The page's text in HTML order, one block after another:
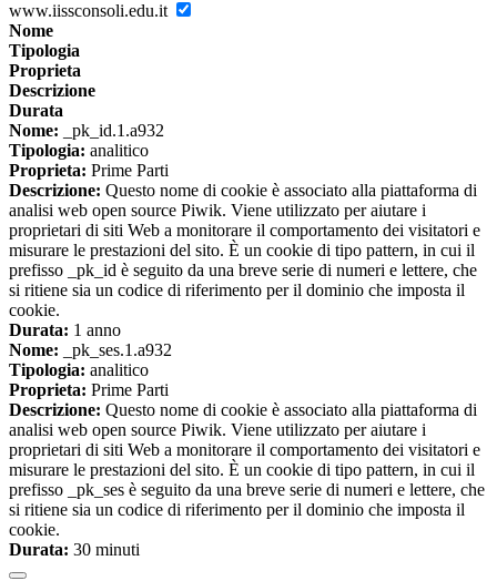
www.iissconsoli.edu.it
Nome
Tipologia
Proprieta
Descrizione
Durata
Nome: _pk_id.1.a932
Tipologia: analitico
Proprieta: Prime Parti
Descrizione: Questo nome di cookie è associato alla piattaforma di
analisi web open source Piwik. Viene utilizzato per aiutare i
proprietari di siti Web a monitorare il comportamento dei visitatori e
misurare le prestazioni del sito. È un cookie di tipo pattern, in cui il
prefisso _pk_id è seguito da una breve serie di numeri e lettere, che
si ritiene sia un codice di riferimento per il dominio che imposta il
cookie.
Durata: 1 anno
Nome: _pk_ses.1.a932
Tipologia: analitico
Proprieta: Prime Parti
Descrizione: Questo nome di cookie è associato alla piattaforma di
analisi web open source Piwik. Viene utilizzato per aiutare i
proprietari di siti Web a monitorare il comportamento dei visitatori e
misurare le prestazioni del sito. È un cookie di tipo pattern, in cui il
prefisso _pk_ses è seguito da una breve serie di numeri e lettere, che
si ritiene sia un codice di riferimento per il dominio che imposta il
cookie.
Durata: 30 minuti